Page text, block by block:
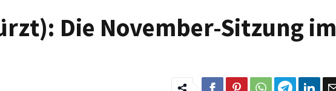
Die November-Sitzung im